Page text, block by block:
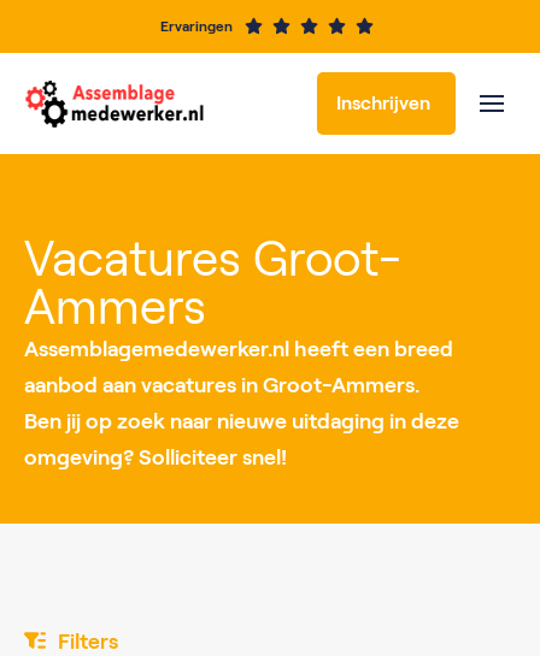
Ervaringen
Inschrijven
Vacatures Groot-
Ammers
Assemblagemedewerker.nl heeft een breed
aanbod aan vacatures in Groot-Ammers.
Ben jij op zoek naar nieuwe uitdaging in deze
omgeving? Solliciteer snel!
Filters